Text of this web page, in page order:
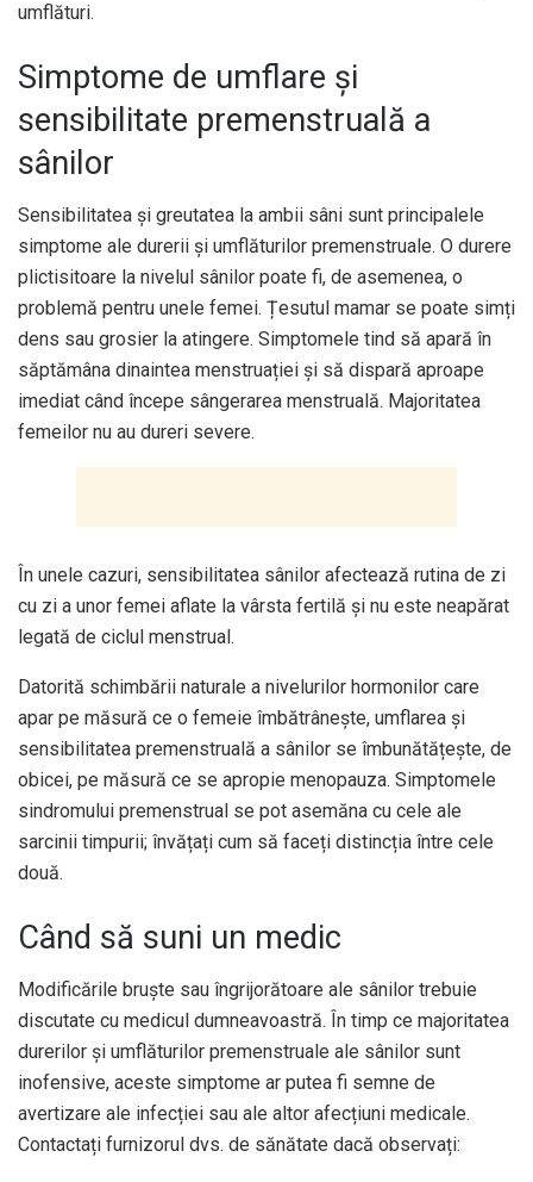
umflături.
Simptome de umflare și
sensibilitate premenstruală a
sânilor
Sensibilitatea și greutatea la ambii sâni sunt principalele
simptome ale durerii și umflăturilor premenstruale. O durere
plictisitoare la nivelul sânilor poate fi, de asemenea, o
problemă pentru unele femei. Țesutul mamar se poate simți
dens sau grosier la atingere. Simptomele tind să apară în
săptămâna dinaintea menstruației și să dispară aproape
imediat când începe sângerarea menstruală. Majoritatea
femeilor nu au dureri severe.
În unele cazuri, sensibilitatea sânilor afectează rutina de zi
cu zi a unor femei aflate la vârsta fertilă și nu este neapărat
legată de ciclul menstrual.
Datorită schimbării naturale a nivelurilor hormonilor care
apar pe măsură ce o femeie îmbătrânește, umflarea și
sensibilitatea premenstruală a sânilor se îmbunătățește, de
obicei, pe măsură ce se apropie menopauza. Simptomele
sindromului premenstrual se pot asemăna cu cele ale
sarcinii timpurii; învățați cum să faceți distincția între cele
două.
Când să suni un medic
Modificările bruște sau îngrijorătoare ale sânilor trebuie
discutate cu medicul dumneavoastră. În timp ce majoritatea
durerilor și umflăturilor premenstruale ale sânilor sunt
inofensive, aceste simptome ar putea fi semne de
avertizare ale infecției sau ale altor afecțiuni medicale.
Contactați furnizorul dvs. de sănătate dacă observați: